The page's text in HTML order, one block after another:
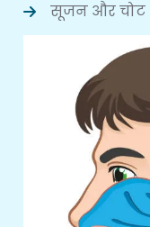
सूजन और चोट